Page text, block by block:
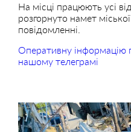
На місці працюють усі
розгорнуто намет
повідомленні.
Оперативну інформацію
нашому телеграмі